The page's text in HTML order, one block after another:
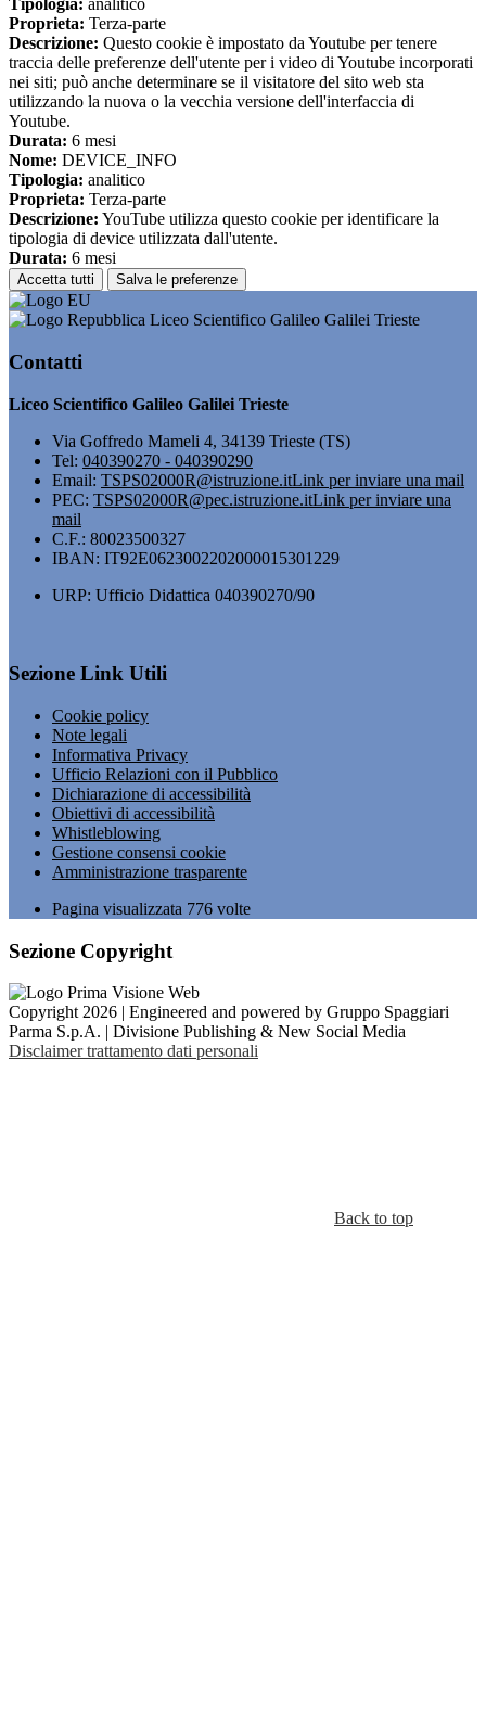
Tipologia: analitico
Proprieta: Terza-parte
Descrizione: Questo cookie è impostato da Youtube per tenere
traccia delle preferenze dell'utente per i video di Youtube incorporati
nei siti; può anche determinare se il visitatore del sito web sta
utilizzando la nuova o la vecchia versione dell'interfaccia di
Youtube.
Durata: 6 mesi
Nome: DEVICE_INFO
Tipologia: analitico
Proprieta: Terza-parte
Descrizione: YouTube utilizza questo cookie per identificare la
tipologia di device utilizzata dall'utente.
Durata: 6 mesi
Accetta tutti Salva le preferenze
Liceo Scientifico Galileo Galilei Trieste
Contatti
Liceo Scientifico Galileo Galilei Trieste
Via Goffredo Mameli 4, 34139 Trieste (TS)
Tel: 040390270 - 040390290
Email: TSPS02000R@istruzione.itLink per inviare una mail
PEC: TSPS02000R@pec.istruzione.itLink per inviare una
mail
C.F.: 80023500327
IBAN: IT92E0623002202000015301229
URP: Ufficio Didattica 040390270/90
Sezione Link Utili
Cookie policy
Note legali
Informativa Privacy
Ufficio Relazioni con il Pubblico
Dichiarazione di accessibilità
Obiettivi di accessibilità
Whistleblowing
Gestione consensi cookie
Amministrazione trasparente
Pagina visualizzata 776 volte
Sezione Copyright
Copyright 2026 | Engineered and powered by Gruppo Spaggiari
Parma S.p.A. | Divisione Publishing & New Social Media
Disclaimer trattamento dati personali
Back to top